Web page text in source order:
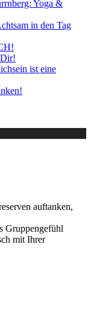
Yoga &
in den Tag
ist eine
auftanken,
Gruppengefühl
mit Ihrer